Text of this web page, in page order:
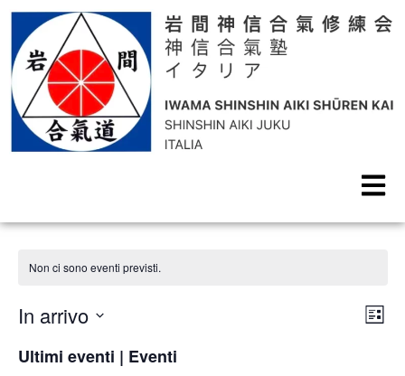
Non ci sono eventi previsti.
Lista
In arrivo
la
data.
Ultimi eventi | Eventi